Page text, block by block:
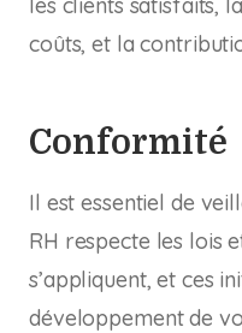
coûts, et la
Conformité
Il est essentiel de
RH respecte les lois
s’appliquent, et ces
développement de